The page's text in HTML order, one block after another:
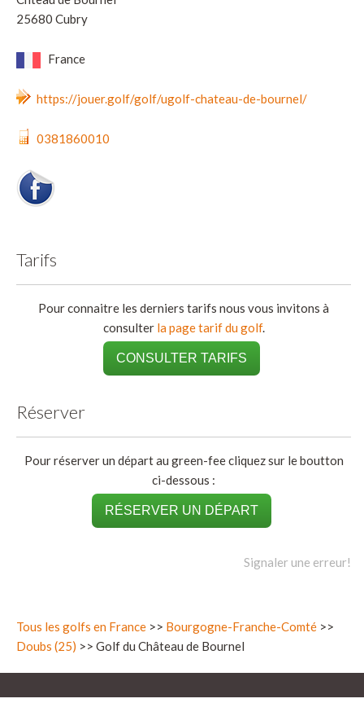
25680 Cubry
France
https://jouer.golf/golf/ugolf-chateau-de-bournel/
0381860010
Tarifs
Pour connaitre les derniers tarifs nous vous invitons à
consulter la page tarif du golf.
CONSULTER TARIFS
Réserver
Pour réserver un départ au green-fee cliquez sur le boutton
ci-dessous :
RÉSERVER UN DÉPART
Signaler une erreur!
Tous les golfs en France >> Bourgogne-Franche-Comté >>
Doubs (25) >> Golf du Château de Bournel